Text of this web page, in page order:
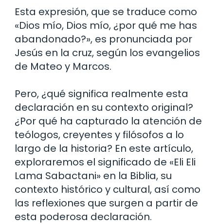
Esta expresión, que se traduce como
«Dios mío, Dios mío, ¿por qué me has
abandonado?», es pronunciada por
Jesús en la cruz, según los evangelios
de Mateo y Marcos.
Pero, ¿qué significa realmente esta
declaración en su contexto original?
¿Por qué ha capturado la atención de
teólogos, creyentes y filósofos a lo
largo de la historia? En este artículo,
exploraremos el significado de «Eli Eli
Lama Sabactani» en la Biblia, su
contexto histórico y cultural, así como
las reflexiones que surgen a partir de
esta poderosa declaración.